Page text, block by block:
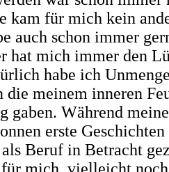
kam für mich kein
auch schon immer
hat mich immer den
habe ich
die meinem inneren
gaben. Während
erste
Beruf in Betracht